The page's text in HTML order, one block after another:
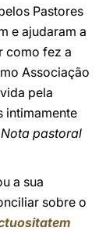
Pastores
e ajudaram a
como fez a
Associação
pela
intimamente
Nota pastoral
a sua
sobre o